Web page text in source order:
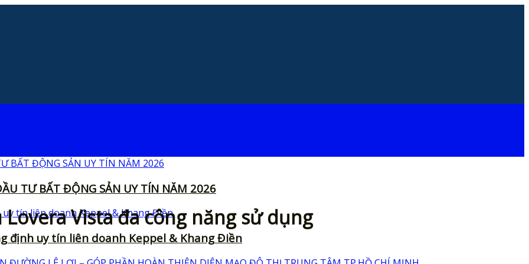
TƯ BẤT ĐỘNG SẢN UY TÍN NĂM 2026
định uy tín liên doanh Keppel & Khang Điền
Vista đa công năng sử dụng